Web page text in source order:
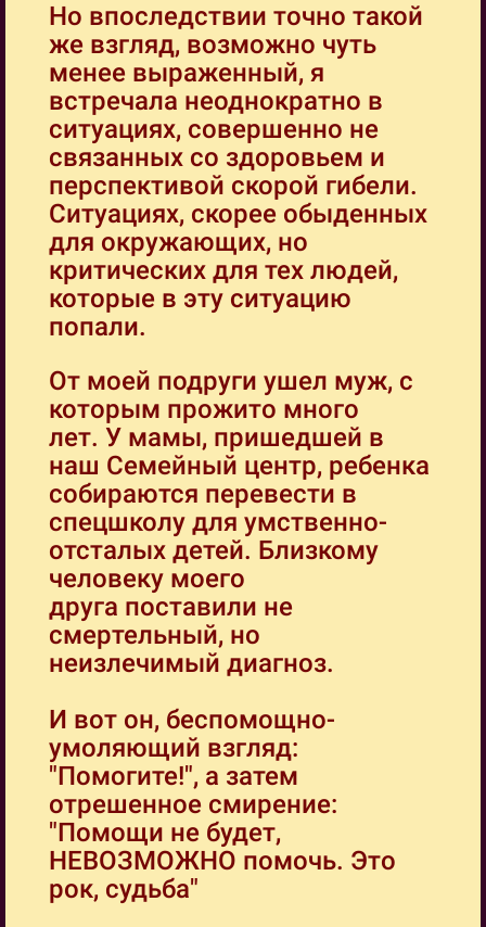
Но впоследствии точно такой
же взгляд, возможно чуть
менее выраженный, я
встречала неоднократно в
ситуациях, совершенно не
связанных со здоровьем и
перспективой скорой гибели.
Ситуациях, скорее обыденных
для окружающих, но
критических для тех людей,
которые в эту ситуацию
попали.
От моей подруги ушел муж, с
которым прожито много
лет. У мамы, пришедшей в
наш Семейный центр, ребенка
собираются перевести в
спецшколу для умственно-
отсталых детей. Близкому
человеку моего
друга поставили не
смертельный, но
неизлечимый диагноз.
И вот он, беспомощно-
умоляющий взгляд:
"Помогите!", а затем
отрешенное смирение:
"Помощи не будет,
НЕВОЗМОЖНО помочь. Это
рок, судьба"